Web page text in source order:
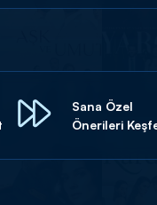
Sana Özel
Önerileri